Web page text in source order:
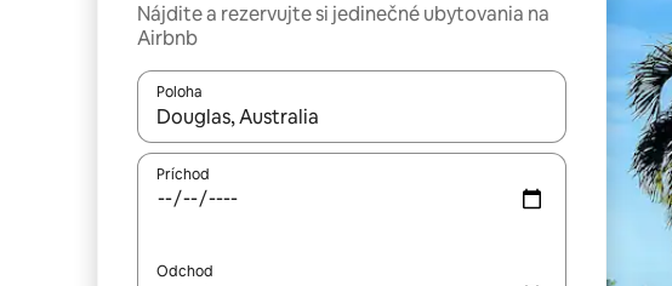
Nájdite a rezervujte si jedinečné ubytovania na
Airbnb
Poloha
Keď budú výsledky k dispozícii, môžete si ich prechádzať
Príchod
Odchod